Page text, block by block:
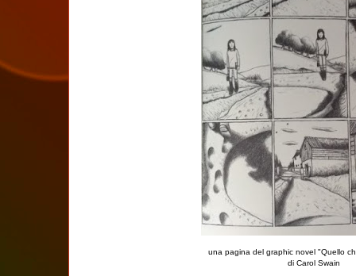
una pagina del graphic novel "Quello
di Carol Swain